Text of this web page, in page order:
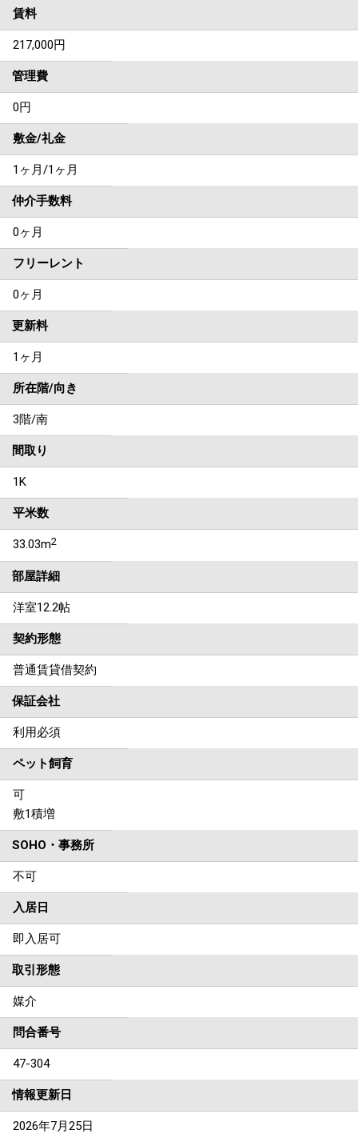
賃料
217,000円
管理費
0円
敷金/礼金
1ヶ月/1ヶ月
仲介手数料
0ヶ月
フリーレント
0ヶ月
更新料
1ヶ月
所在階/向き
3階/南
間取り
1K
平米数
33.03m2
部屋詳細
洋室12.2帖
契約形態
普通賃貸借契約
保証会社
利用必須
ペット飼育
可
敷1積増
SOHO・事務所
不可
入居日
即入居可
取引形態
媒介
問合番号
47-304
情報更新日
2026年7月25日